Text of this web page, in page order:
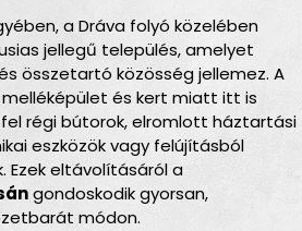
a Dráva folyó közelében
jellegű település, amelyet
összetartó közösség jellemez. A
melléképület és kert miatt itt is
régi bútorok, elromlott háztartási
eszközök vagy felújításból
Ezek eltávolításáról a
gondoskodik gyorsan,
módon.